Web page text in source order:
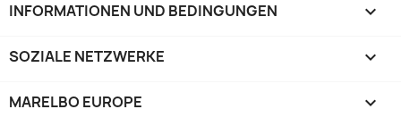
INFORMATIONEN UND BEDINGUNGEN 
SOZIALE NETZWERKE 
MARELBO EUROPE 